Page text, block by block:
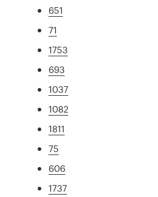
651
71
1753
693
1037
1082
1811
75
606
1737